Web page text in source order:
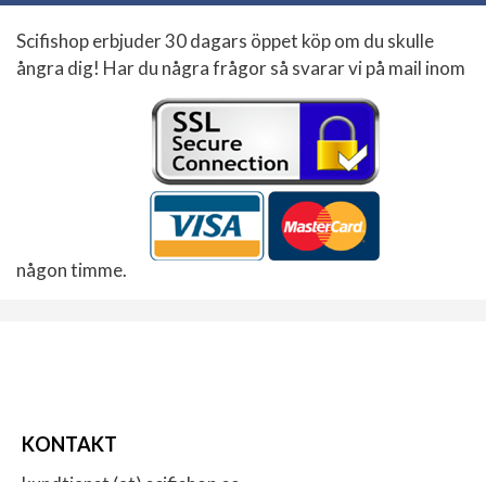
Scifishop erbjuder 30 dagars öppet köp om du skulle
ångra dig! Har du några frågor så svarar vi på mail inom
någon timme.
KONTAKT